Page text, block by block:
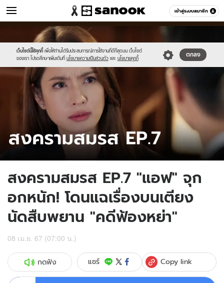
เข้าสู่ระบบสมาชิก
หนัง-ละคร หมวดอื่นๆ
เว็บไซต์นี้ใช้คุกกี้ เพื่อให้ท่านได้รับประสบการณ์การใช้งานที่ดีที่สุดบน เว็บไซต์
ของเรา โปรดศึกษาเพิ่มเติมที่ นโยบายความเป็นส่วนตัว และ นโยบายคุกกี้
ตกลง
//s.isanook.com/sr/0/images/logo-
new-
sanook.png
//s.isanook.com/mv/0/ud/33/167103/sanook_thumbnail_2023-
2024-.jpg
สงครามสมรส EP.7 "แอฟ" จุก
อกหนัก! โดนแฉเรื่องบนเตียง
นัดสืบพยาน "คดีฟ้องหย่า"
08 เม.ย. 67 (07:00 น.)
กดฟัง แชร์ Copy link